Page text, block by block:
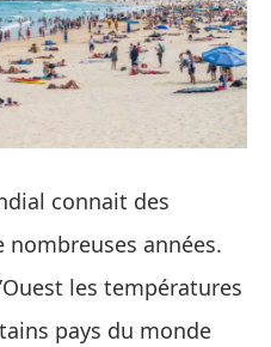
connait des
années.
les températures
pays du monde